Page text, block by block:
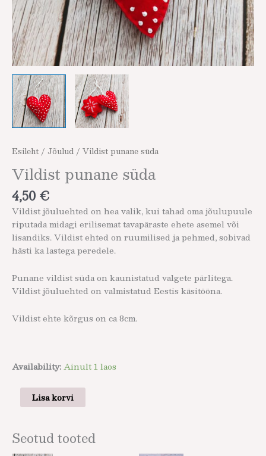
Esileht / Jõulud / Vildist punane süda
Vildist punane süda
4,50 €
Vildist jõuluehted on hea valik, kui tahad oma jõulupuule
riputada midagi erilisemat tavapäraste ehete asemel või
lisandiks. Vildist ehted on ruumilised ja pehmed, sobivad
hästi ka lastega peredele.
Punane vildist süda on kaunistatud valgete pärlitega.
Vildist jõuluehted on valmistatud Eestis käsitööna.
Vildist ehte kõrgus on ca 8cm.
Availability:Ainult 1 laos
Lisa korvi
Seotud tooted